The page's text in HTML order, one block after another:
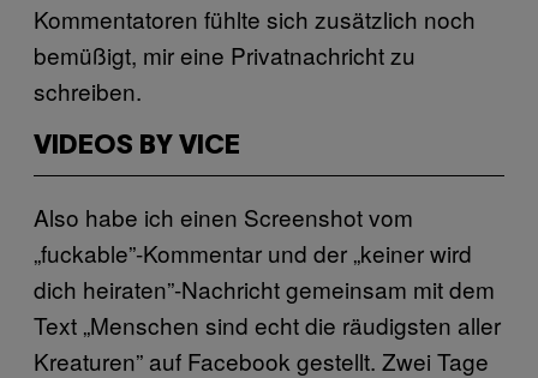
Kommentatoren fühlte sich zusätzlich noch
bemüßigt, mir eine Privatnachricht zu
schreiben.
VIDEOS BY VICE
Also habe ich einen Screenshot vom
„fuckable”-Kommentar und der „keiner wird
dich heiraten”-Nachricht gemeinsam mit dem
Text „Menschen sind echt die räudigsten aller
Kreaturen” auf Facebook gestellt. Zwei Tage